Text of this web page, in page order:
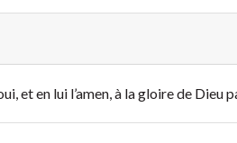
et en lui l’amen, à la gloire de Dieu